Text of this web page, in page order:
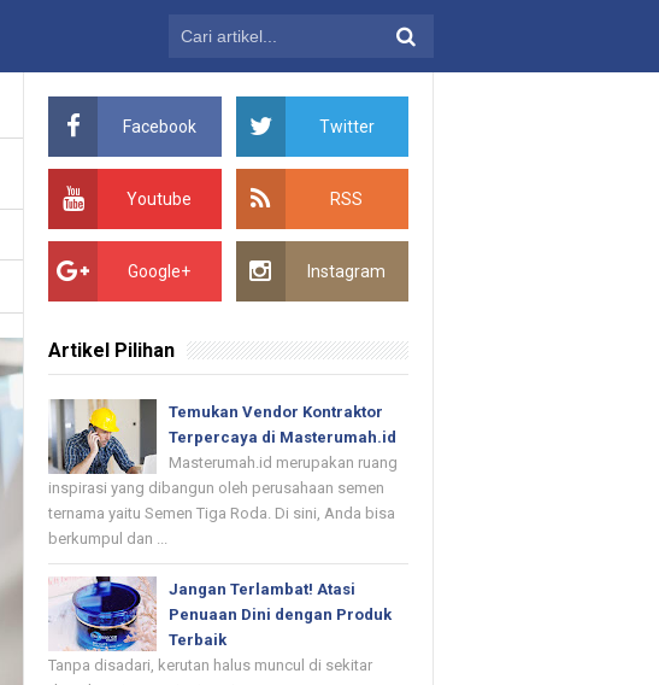
Facebook Twitter
Youtube RSS
Google+ Instagram
Artikel Pilihan
Temukan Vendor Kontraktor
Terpercaya di Masterumah.id
Masterumah.id merupakan ruang
inspirasi yang dibangun oleh perusahaan semen
ternama yaitu Semen Tiga Roda. Di sini, Anda bisa
berkumpul dan ...
Jangan Terlambat! Atasi
Penuaan Dini dengan Produk
Terbaik
Tanpa disadari, kerutan halus muncul di sekitar